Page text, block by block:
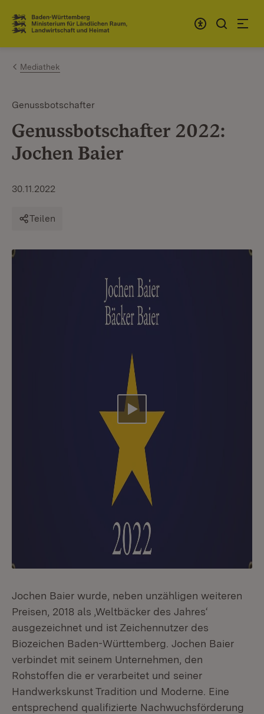
Zum Inhalt springen
Link zur Startseite
Mediathek
Genussbotschafter
Genussbotschafter 2022:
Jochen Baier
30.11.2022
Teilen
Video abspielen
Jochen Baier wurde, neben unzähligen weiteren
Preisen, 2018 als ‚Weltbäcker des Jahres‘
ausgezeichnet und ist Zeichennutzer des
Biozeichen Baden-Württemberg. Jochen Baier
verbindet mit seinem Unternehmen, den
Rohstoffen die er verarbeitet und seiner
Handwerkskunst Tradition und Moderne. Eine
entsprechend qualifizierte Nachwuchsförderung